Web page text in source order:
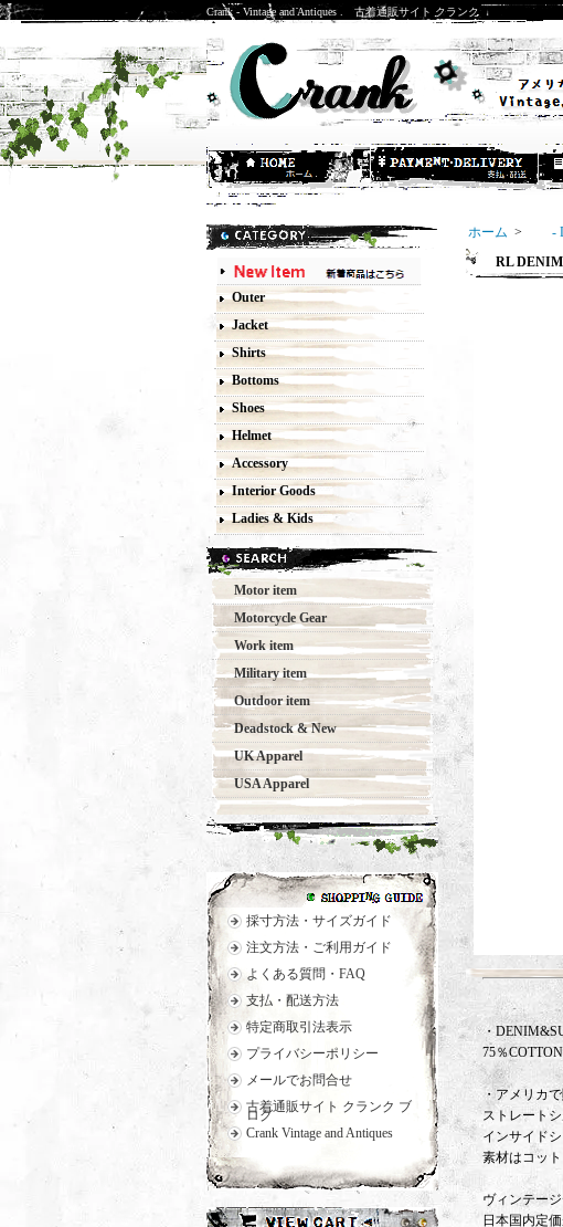
Crank - Vintage and Antiques . 古着通販サイト クランク
Outer
Jacket
Shirts
Bottoms
Shoes
Helmet
Accessory
Interior Goods
Ladies & Kids
Motor item
Motorcycle Gear
Work item
Military item
Outdoor item
Deadstock & New
UK Apparel
USA Apparel
採寸方法・サイズガイド
注文方法・ご利用ガイド
よくある質問・FAQ
支払・配送方法
特定商取引法表示
プライバシーポリシー
メールでお問合せ
古着通販サイト クランク ブ
ログ
Crank Vintage and Antiques
ホーム >
-
RL
・
75％
・アメリカ
ストレート
インサイド
素材はコッ
ヴィンテー
日本国内定